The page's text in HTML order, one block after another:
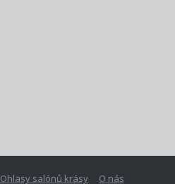
Ohlasy salónů krásy O nás